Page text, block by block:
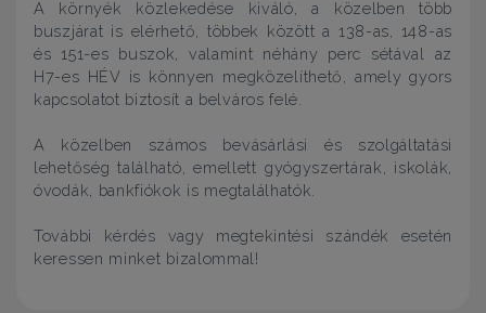
A környék közlekedése kiváló, a közelben több
buszjárat is elérhető, többek között a 138-as, 148-as
és 151-es buszok, valamint néhány perc sétával az
H7-es HÉV is könnyen megközelíthető, amely gyors
kapcsolatot biztosít a belváros felé.
A közelben számos bevásárlási és szolgáltatási
lehetőség található, emellett gyógyszertárak, iskolák,
óvodák, bankfiókok is megtalálhatók.
További kérdés vagy megtekintési szándék esetén
keressen minket bizalommal!